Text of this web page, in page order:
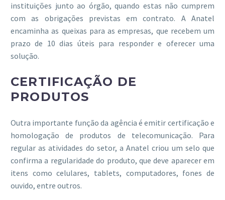
instituições junto ao órgão, quando estas não cumprem
com as obrigações previstas em contrato. A Anatel
encaminha as queixas para as empresas, que recebem um
prazo de 10 dias úteis para responder e oferecer uma
solução.
CERTIFICAÇÃO DE
PRODUTOS
Outra importante função da agência é emitir certificação e
homologação de produtos de telecomunicação. Para
regular as atividades do setor, a Anatel criou um selo que
confirma a regularidade do produto, que deve aparecer em
itens como celulares, tablets, computadores, fones de
ouvido, entre outros.